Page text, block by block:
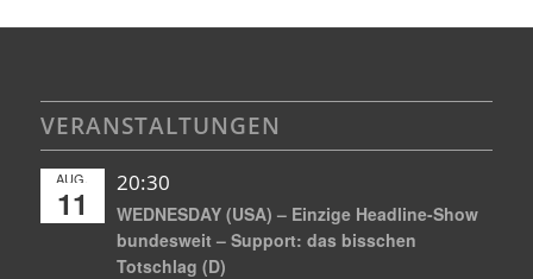
VERANSTALTUNGEN
AUG.
11
20:30
WEDNESDAY (USA) – Einzige Headline-Show
bundesweit – Support: das bisschen
Totschlag (D)